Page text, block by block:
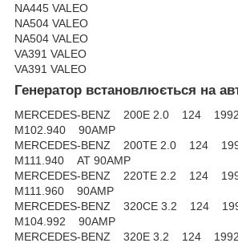
NA445 VALEO
NA504 VALEO
NA504 VALEO
VA391 VALEO
VA391 VALEO
Генератор встановлюється на
MERCEDES-BENZ 200E 2.0 124
M102.940 90AMP
MERCEDES-BENZ 200TE 2.0 124
M111.940 AT 90AMP
MERCEDES-BENZ 220TE 2.2 124
M111.960 90AMP
MERCEDES-BENZ 320CE 3.2 124
M104.992 90AMP
MERCEDES-BENZ 320E 3.2 124